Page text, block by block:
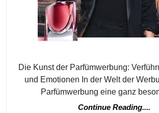
Die Kunst der Parfümwerbung:
und Emotionen In der Welt der
Parfümwerbung eine ganz
Continue Reading....